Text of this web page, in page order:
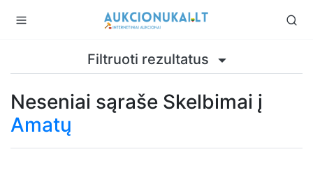
Filtruoti rezultatus
Neseniai sąraše Skelbimai į
Amatų